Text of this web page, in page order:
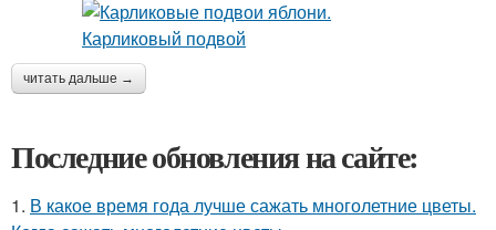
читать дальше →
Последние обновления на сайте:
1. В какое время года лучше сажать многолетние цветы.